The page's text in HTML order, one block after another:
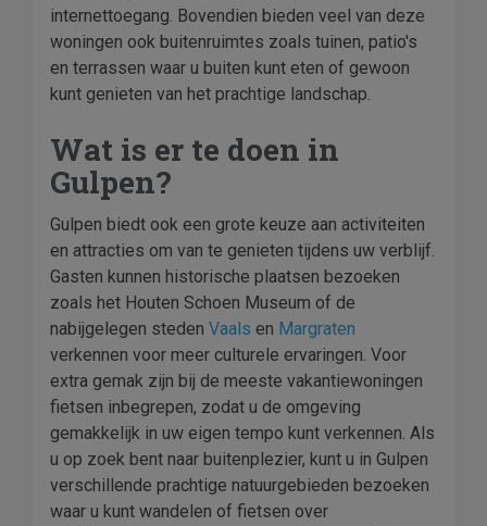
internettoegang. Bovendien bieden veel van deze
woningen ook buitenruimtes zoals tuinen, patio's
en terrassen waar u buiten kunt eten of gewoon
kunt genieten van het prachtige landschap.
Wat is er te doen in
Gulpen?
Gulpen biedt ook een grote keuze aan activiteiten
en attracties om van te genieten tijdens uw verblijf.
Gasten kunnen historische plaatsen bezoeken
zoals het Houten Schoen Museum of de
nabijgelegen steden Vaals en Margraten
verkennen voor meer culturele ervaringen. Voor
extra gemak zijn bij de meeste vakantiewoningen
fietsen inbegrepen, zodat u de omgeving
gemakkelijk in uw eigen tempo kunt verkennen. Als
u op zoek bent naar buitenplezier, kunt u in Gulpen
verschillende prachtige natuurgebieden bezoeken
waar u kunt wandelen of fietsen over